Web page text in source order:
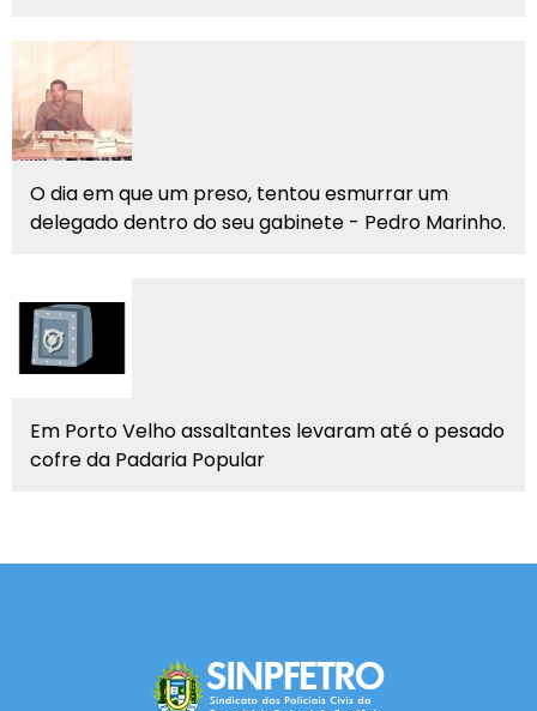
O dia em que um preso, tentou esmurrar um
delegado dentro do seu gabinete - Pedro Marinho.
Em Porto Velho assaltantes levaram até o pesado
cofre da Padaria Popular